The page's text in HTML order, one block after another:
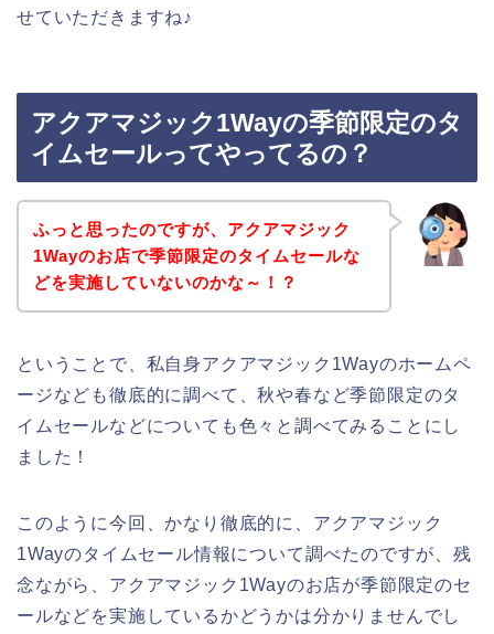
せていただきますね♪
アクアマジック1Wayの季節限定のタ
イムセールってやってるの？
ふっと思ったのですが、アクアマジック
1Wayのお店で季節限定のタイムセールな
どを実施していないのかな～！？
ということで、私自身アクアマジック1Wayのホームペ
ージなども徹底的に調べて、秋や春など季節限定のタ
イムセールなどについても色々と調べてみることにし
ました！
このように今回、かなり徹底的に、アクアマジック
1Wayのタイムセール情報について調べたのですが、残
念ながら、アクアマジック1Wayのお店が季節限定のセ
ールなどを実施しているかどうかは分かりませんでし